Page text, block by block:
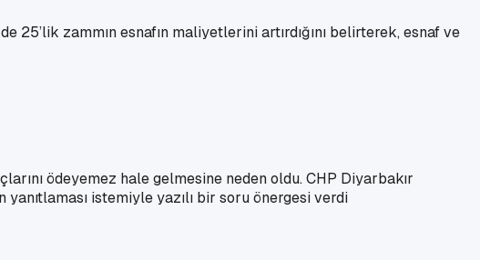
zammın esnafın maliyetlerini artırdığını belirterek, esnaf ve
ödeyemez hale gelmesine neden oldu. CHP Diyarbakır
istemiyle yazılı bir soru önergesi verdi